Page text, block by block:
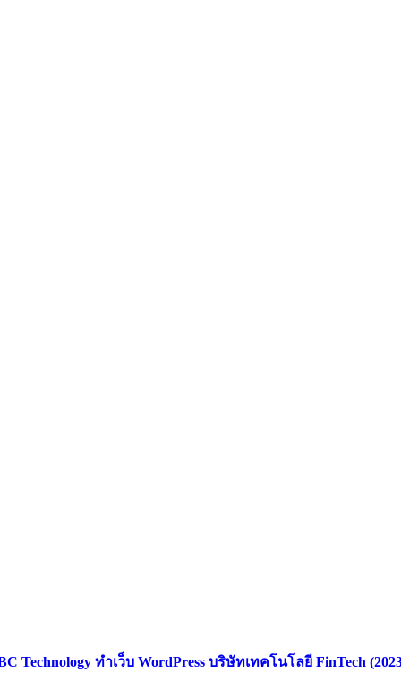
Technology ทําเว็บ WordPress บริษัทเทคโนโลยี FinTech